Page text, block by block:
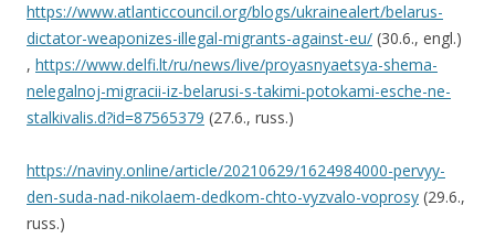
https://www.atlanticcouncil.org/blogs/ukrainealert/belarus-
dictator-weaponizes-illegal-migrants-against-eu/ (30.6., engl.)
, https://www.delfi.lt/ru/news/live/proyasnyaetsya-shema-
nelegalnoj-migracii-iz-belarusi-s-takimi-potokami-esche-ne-
stalkivalis.d?id=87565379 (27.6., russ.)
https://naviny.online/article/20210629/1624984000-pervyy-
den-suda-nad-nikolaem-dedkom-chto-vyzvalo-voprosy (29.6.,
russ.)